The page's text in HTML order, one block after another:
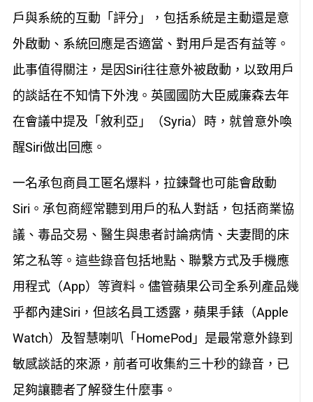
戶與系統的互動「評分」，包括系統是主動還是意
外啟動、系統回應是否適當、對用戶是否有益等。
此事值得關注，是因Siri往往意外被啟動，以致用戶
的談話在不知情下外洩。英國國防大臣威廉森去年
在會議中提及「敘利亞」（Syria）時，就曾意外喚
醒Siri做出回應。
一名承包商員工匿名爆料，拉鍊聲也可能會啟動
Siri。承包商經常聽到用戶的私人對話，包括商業協
議、毒品交易、醫生與患者討論病情、夫妻間的床
笫之私等。這些錄音包括地點、聯繫方式及手機應
用程式（App）等資料。儘管蘋果公司全系列產品幾
乎都內建Siri，但該名員工透露，蘋果手錶（Apple
Watch）及智慧喇叭「HomePod」是最常意外錄到
敏感談話的來源，前者可收集約三十秒的錄音，已
足夠讓聽者了解發生什麼事。